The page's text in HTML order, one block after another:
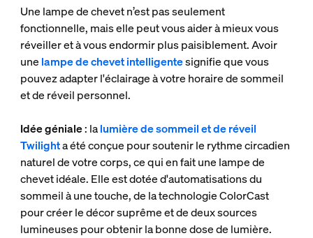
Une lampe de chevet n’est pas seulement
fonctionnelle, mais elle peut vous aider à mieux vous
réveiller et à vous endormir plus paisiblement. Avoir
une lampe de chevet intelligentesignifie que vous
pouvez adapter l'éclairage à votre horaire de sommeil
et de réveil personnel.
Idée géniale: lalumière de sommeil et de réveil
Twilighta été conçue pour soutenir le rythme circadien
naturel de votre corps, ce qui en fait une lampe de
chevet idéale. Elle est dotée d'automatisations du
sommeil à une touche, de la technologie ColorCast
pour créer le décor suprême et de deux sources
lumineuses pour obtenir la bonne dose de lumière.